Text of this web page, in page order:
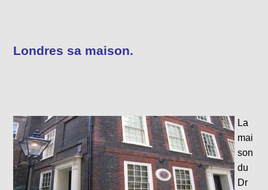
Londres sa maison.
La
mai
son
du
Dr